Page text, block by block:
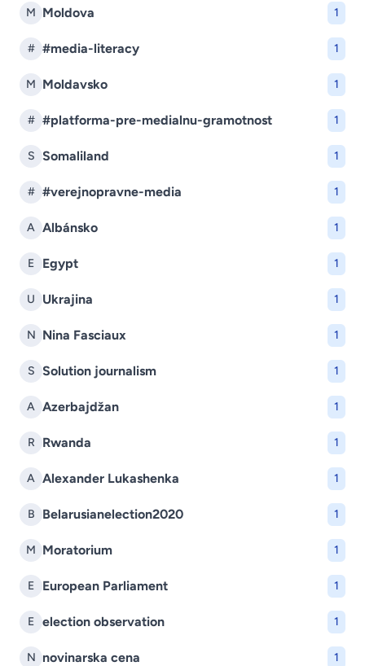
M Moldova 1
# #media-literacy 1
M Moldavsko 1
# #platforma-pre-medialnu-gramotnost 1
S Somaliland 1
# #verejnopravne-media 1
A Albánsko 1
E Egypt 1
U Ukrajina 1
N Nina Fasciaux 1
S Solution journalism 1
A Azerbajdžan 1
R Rwanda 1
A Alexander Lukashenka 1
B Belarusianelection2020 1
M Moratorium 1
E European Parliament 1
E election observation 1
N novinarska cena 1